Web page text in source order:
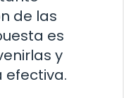
de las
es
y
efectiva.